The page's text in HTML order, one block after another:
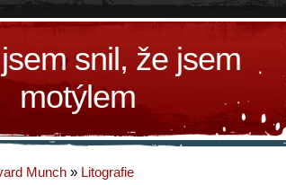
snil, že jsem
motýlem
Munch » Litografie